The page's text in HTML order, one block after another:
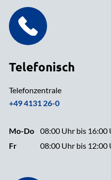
Telefonisch
Telefonzentrale
+49 4131 26-0
Mo-Do
Fr
08:00 Uhr bis 16:00
08:00 Uhr bis 12:00